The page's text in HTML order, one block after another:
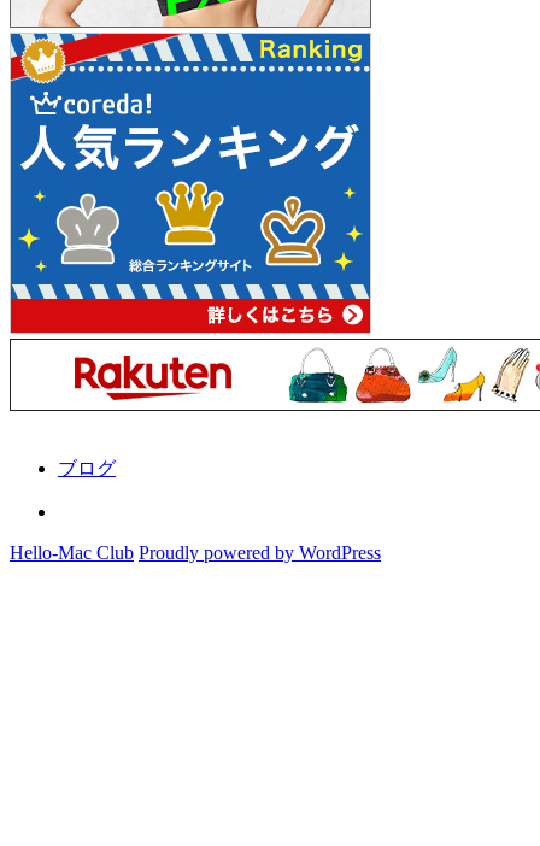
ブログ
Hello-Mac Club Proudly powered by WordPress